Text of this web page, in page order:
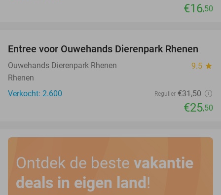
€16,50
19%
Entree voor Ouwehands Dierenpark Rhenen
Ouwehands Dierenpark Rhenen 9.5 star
Rhenen
Verkocht: 2.600
Regulier €31,50
€25,50
Ontdek de beste vakantie
deals in eigen land!